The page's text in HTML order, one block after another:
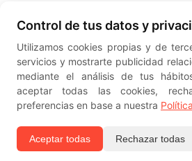
Control de tus datos y
Utilizamos cookies propias y de
servicios y mostrarte publicidad
mediante el análisis de tus
aceptar todas las cookies,
preferencias en base a nuestra
Aceptar todas Rechazar todas